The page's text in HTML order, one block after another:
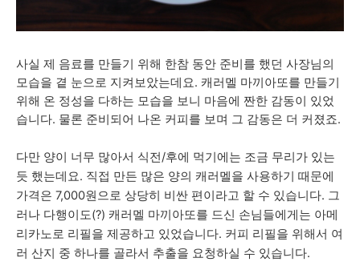
사실 제 음료를 만들기 위해 한참 동안 준비를 했던 사장님의
모습을 곁 눈으로 지켜보았는데요. 캐러멜 마끼아또를 만들기
위해 온 정성을 다하는 모습을 보니 마음에 짠한 감동이 있었
습니다. 물론 준비되어 나온 커피를 보며 그 감동은 더 커졌죠.
다만 양이 너무 많아서 식전/후에 먹기에는 조금 무리가 있는
듯 했는데요. 직접 만든 많은 양의 캐러멜을 사용하기 때문에
가격은 7,000원으로 상당히 비싼 편이라고 할 수 있습니다. 그
러나 다행이도(?) 캐러멜 마끼아또를 드신 손님들에게는 아메
리카노로 리필을 제공하고 있었습니다. 커피 리필을 위해서 여
러 산지 중 하나를 골라서 추출을 요청하실 수 있습니다.